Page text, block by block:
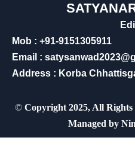
Mob : +91-9151305911
Email :
Address : Korba
© Copyright 2025, All
Managed by